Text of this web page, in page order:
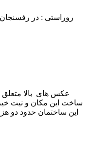
روراستی : در رفسنجان
عکس های بالا متعلق
ساخت این مکان و نیت
این ساختمان حدود دو